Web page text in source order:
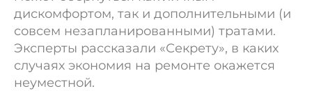
дискомфортом, так и дополнительными (и
совсем незапланированными) тратами.
Эксперты рассказали «Секрету», в каких
случаях экономия на ремонте окажется
неуместной.